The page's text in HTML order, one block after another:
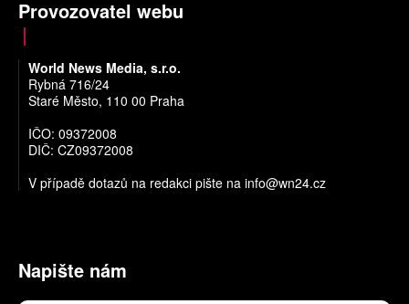
Provozovatel webu
World News Media, s.r.o.
Rybná 716/24
Staré Město, 110 00 Praha
IČO: 09372008
DIČ: CZ09372008
V případě dotazů na redakci pište na info@wn24.cz
Napište nám